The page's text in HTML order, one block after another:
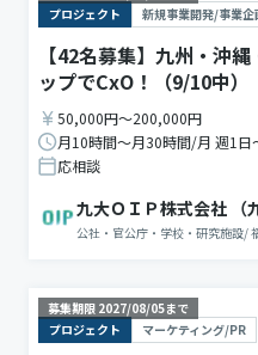
プロジェクト
新規事業開発/事業企
【42名募集】九州・沖
ップでCxO！（9/10中）
50,000円〜200,000円
月10時間〜月30時間/月 週1日
応相談
九大ＯＩＰ株式会社 （
ンプラットフォーム）
公社・官公庁・学校・研究施設/
募集期限 2027/08/05まで
プロジェクト
マーケティング/PR